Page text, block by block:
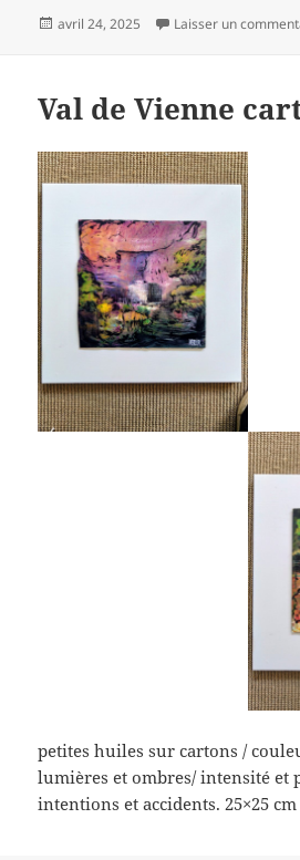
Publié
avril 24, 2025 Laisser un
Val de Vienne
petites huiles sur cartons /
lumières et ombres/ intensité et
intentions et accidents. 25×25